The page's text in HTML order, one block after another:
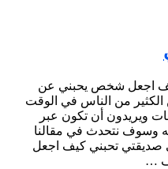
اجعل شخص يحبني عن
من الناس في الوقت
ويريدون أن تكون عبر
وسوف نتحدث في مقالنا
صديقتي تحبني كيف اجعل
…